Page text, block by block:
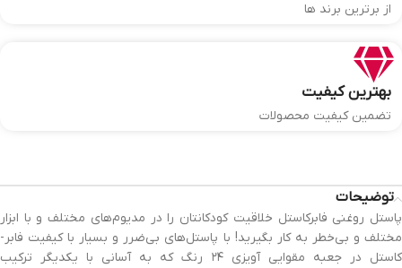
از برترین برند ها
بهترین کیفیت
تضمین کیفیت محصولات
توضیحات
پاستل روغنی فابرکاستل خلاقیت کودکانتان را در مدیوم‌های مختلف و با ابزار
مختلف و بی‌خطر به کار بگیرید! با پاستل‌های بی‌ضرر و بسیار با کیفیت فابر-
کاستل در جعبه مقوایی آویزی ۲۴ رنگ که به آسانی با یکدیگر ترکیب